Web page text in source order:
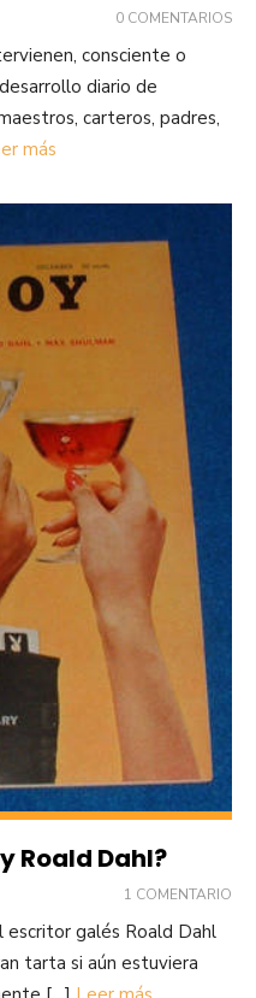
0 COMENTARIOS
consciente o
diario de
carteros, padres,
más
Roald Dahl?
1 COMENTARIO
galés Roald Dahl
tarta si aún estuviera